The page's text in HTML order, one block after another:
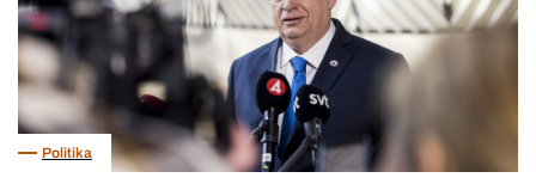
Politika